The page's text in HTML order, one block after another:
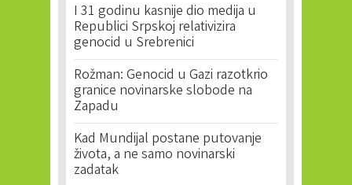
I 31 godinu kasnije dio medija u
Republici Srpskoj relativizira
genocid u Srebrenici
Rožman: Genocid u Gazi razotkrio
granice novinarske slobode na
Zapadu
Kad Mundijal postane putovanje
života, a ne samo novinarski
zadatak